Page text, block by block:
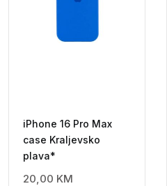
iPhone 16 Pro Max
case Kraljevsko
plava*
20,00 KM